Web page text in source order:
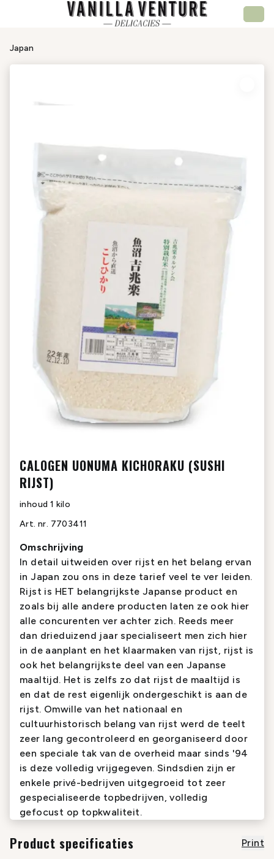
Japan
CALOGEN UONUMA KICHORAKU (SUSHI
RIJST)
inhoud 1 kilo
Art. nr. 7703411
Omschrijving
In detail uitweiden over rijst en het belang ervan
in Japan zou ons in deze tarief veel te ver leiden.
Rijst is HET belangrijkste Japanse product en
zoals bij alle andere producten laten ze ook hier
alle concurenten ver achter zich. Reeds meer
dan drieduizend jaar specialiseert men zich hier
in de aanplant en het klaarmaken van rijst, rijst is
ook het belangrijkste deel van een Japanse
maaltijd. Het is zelfs zo dat rijst de maaltijd is
en dat de rest eigenlijk ondergeschikt is aan de
rijst. Omwille van het nationaal en
cultuurhistorisch belang van rijst werd de teelt
zeer lang gecontroleerd en georganiseerd door
een speciale tak van de overheid maar sinds '94
is deze volledig vrijgegeven. Sindsdien zijn er
enkele privé-bedrijven uitgegroeid tot zeer
gespecialiseerde topbedrijven, volledig
gefocust op topkwaliteit.
Product specificaties
Print